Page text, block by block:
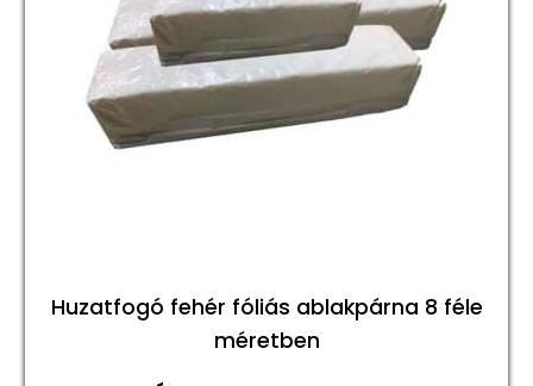
Huzatfogó fehér fóliás ablakpárna 8 féle
méretben